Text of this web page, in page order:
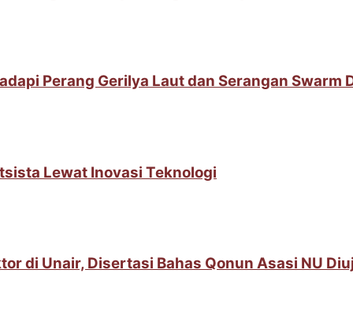
Perang Gerilya Laut dan Serangan Swarm
Lewat Inovasi Teknologi
di Unair, Disertasi Bahas Qonun Asasi NU